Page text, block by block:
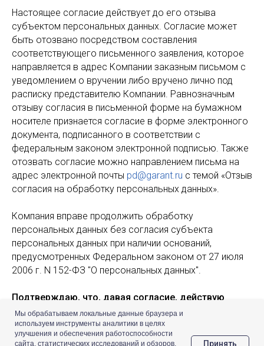
Настоящее согласие действует до его отзыва
субъектом персональных данных. Согласие может
быть отозвано посредством составления
соответствующего письменного заявления, которое
направляется в адрес Компании заказным письмом с
уведомлением о вручении либо вручено лично под
расписку представителю Компании. Равнозначным
отзыву согласия в письменной форме на бумажном
носителе признается согласие в форме электронного
документа, подписанного в соответствии с
федеральным законом электронной подписью. Также
отозвать согласие можно направлением письма на
адрес электронной почты pd@garant.ru с темой «Отзыв
согласия на обработку персональных данных».
Компания вправе продолжить обработку
персональных данных без согласия субъекта
персональных данных при наличии оснований,
предусмотренных Федеральном законом от 27 июля
2006 г. N 152-ФЗ "О персональных данных".
Подтверждаю, что, давая согласие, действую
свободно, своей волей и в своем интересе, а также
свою дееспособность.
Мы обрабатываем локальные данные браузера и
используем инструменты аналитики в целях
улучшения и обеспечения работоспособности
сайта, статистических исследований и обзоров.
Принять